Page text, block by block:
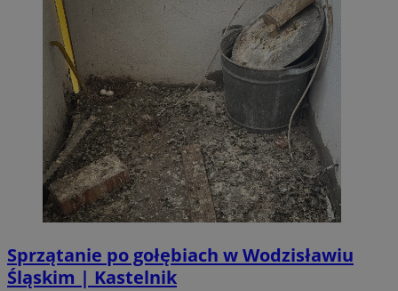
Sprzątanie po gołębiach w Wodzisławiu
Śląskim | Kastelnik